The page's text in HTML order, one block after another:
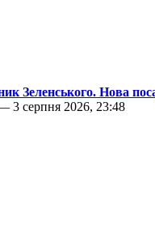
Зеленського. Нова
3 серпня 2026, 23:48